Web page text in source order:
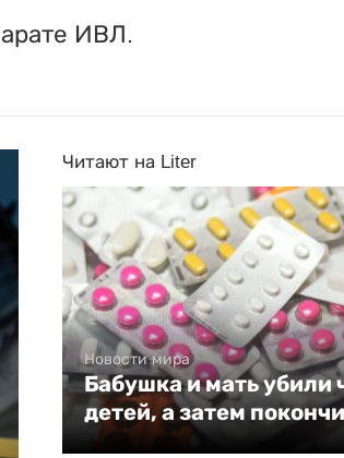
ИВЛ.
Читают на Liter
Новости мира
Бабушка и мать убили
детей, а затем